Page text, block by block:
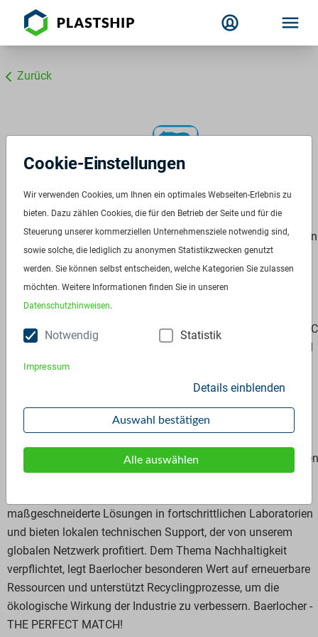
Zurück
Baerlocher GmbH
Die Baerlocher Gruppe, mit über 200 Jahren Geschichte, ist ein
führender globaler Anbieter von Kunststoffadditiven. Als
familiengeführtes Unternehmen mit einer langfristigen Vision
legen wir großen Wert auf Nachhaltigkeit und die
Kreislaufwirtschaft und gestalten die Industrie in Richtung
Nachhaltigkeit. Unsere zwei Hauptgeschäftsbereiche sind
das Anwendungen für Polyvinylchlorid-Polymere bedient, und
SPA, das spezielle Additive für verschiedene Polymer- und
Nicht-Polymerindustrien bereitstellt. Wir bieten weltweit
Unser Portfolio umfasst oleochemische Produkte, Metallseifen
und komplexe Additivsysteme, die die Verarbeitung und
maßgeschneiderte Lösungen in fortschrittlichen Laboratorien
und bieten lokalen technischen Support, der von unserem
globalen Netzwerk profitiert. Dem Thema Nachhaltigkeit
verpflichtet, legt Baerlocher besonderen Wert auf erneuerbare
Ressourcen und unterstützt Recyclingprozesse, um die
ökologische Wirkung der Industrie zu verbessern. Baerlocher -
THE PERFECT MATCH!
Cookie-Einstellungen
Wir verwenden Cookies, um Ihnen ein optimales Webseiten-Erlebnis zu
bieten. Dazu zählen Cookies, die für den Betrieb der Seite und für die
Steuerung unserer kommerziellen Unternehmensziele notwendig sind,
sowie solche, die lediglich zu anonymen Statistikzwecken genutzt
werden. Sie können selbst entscheiden, welche Kategorien Sie zulassen
möchten. Weitere Informationen finden Sie in unseren
Datenschutzhinweisen.
Notwendig Statistik
Impressum
Details einblenden
Auswahl bestätigen
Alle auswählen